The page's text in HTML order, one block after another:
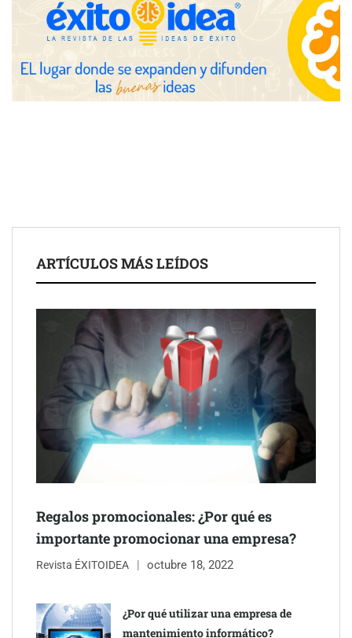
avanzadas para trading estratégico
COMPALISS de LYSOTRIC: cuando un solo producto multiplica
las posibilidades del salón profesional
Schaeffler mejora su rentabilidad en el primer semestre de 2026
NOVA: innovación y diseño que transforman espacios de la
mano de Tormo Franquicias
ARTÍCULOS MÁS LEÍDOS
Regalos promocionales: ¿Por qué es
importante promocionar una empresa?
Revista ÉXITOIDEA octubre 18, 2022
¿Por qué utilizar una empresa de
mantenimiento informático?